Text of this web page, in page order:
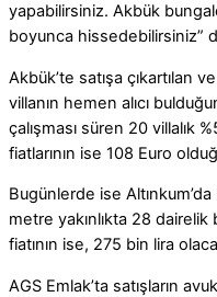
yapabilirsiniz. Akbük
boyunca hissedebilirsiniz”
Akbük’te satışa çıkartılan
villanın hemen alıcı
çalışması süren 20 villalık
fiatlarının ise 108 Euro
Bugünlerde ise
metre yakınlıkta 28
fiatının ise, 275 bin lira
AGS Emlak’ta satışların